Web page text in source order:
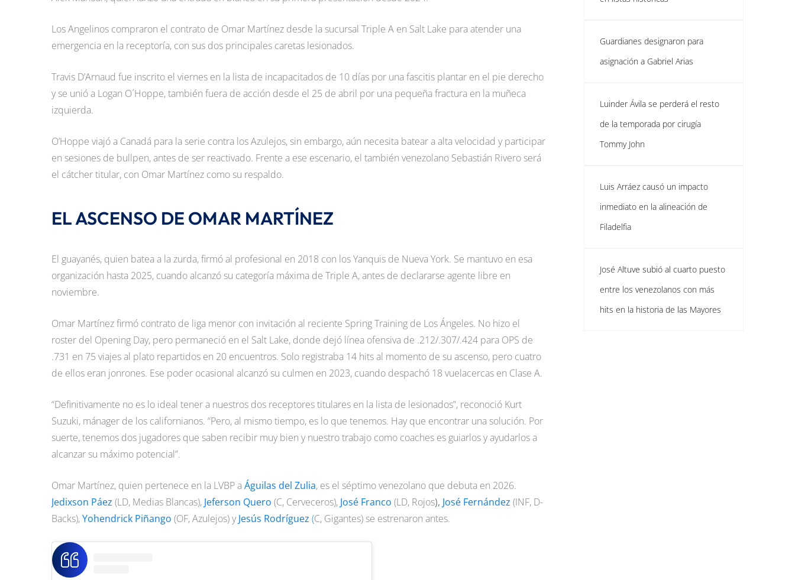
Los Angelinos compraron el contrato de Omar Martínez desde la sucursal Triple A en Salt Lake para atender una
emergencia en la receptoría, con sus dos principales caretas lesionados.
Travis D’Arnaud fue inscrito el viernes en la lista de incapacitados de 10 días por una fascitis plantar en el pie derecho
y se unió a Logan O´Hoppe, también fuera de acción desde el 25 de abril por una pequeña fractura en la muñeca
izquierda.
O’Hoppe viajó a Canadá para la serie contra los Azulejos, sin embargo, aún necesita batear a alta velocidad y participar
en sesiones de bullpen, antes de ser reactivado. Frente a ese escenario, el también venezolano Sebastián Rivero será
el cátcher titular, con Omar Martínez como su respaldo.
EL ASCENSO DE OMAR MARTÍNEZ
El guayanés, quien batea a la zurda, firmó al profesional en 2018 con los Yanquis de Nueva York. Se mantuvo en esa
organización hasta 2025, cuando alcanzó su categoría máxima de Triple A, antes de declararse agente libre en
noviembre.
Omar Martínez firmó contrato de liga menor con invitación al reciente Spring Training de Los Ángeles. No hizo el
roster del Opening Day, pero permaneció en el Salt Lake, donde dejó línea ofensiva de .212/.307/.424 para OPS de
.731 en 75 viajes al plato repartidos en 20 encuentros. Solo registraba 14 hits al momento de su ascenso, pero cuatro
de ellos eran jonrones. Ese poder ocasional alcanzó su culmen en 2023, cuando despachó 18 vuelacercas en Clase A.
“Definitivamente no es lo ideal tener a nuestros dos receptores titulares en la lista de lesionados”, reconoció Kurt
Suzuki, mánager de los californianos. “Pero, al mismo tiempo, es lo que tenemos. Hay que encontrar una solución. Por
suerte, tenemos dos jugadores que saben recibir muy bien y nuestro trabajo como coaches es guiarlos y ayudarlos a
alcanzar su máximo potencial”.
Omar Martínez, quien pertenece en la LVBP aÁguilas del Zulia, es el séptimo venezolano que debuta en 2026.
Jedixson Páez (LD, Medias Blancas), Jeferson Quero (C, Cerveceros), José Franco (LD, Rojos), José Fernández (INF, D-
Backs),Yohendrick Piñango (OF, Azulejos) yJesús Rodríguez (C, Gigantes) se estrenaron antes.
Guardianes designaron para
asignación a Gabriel Arias
Luinder Ávila se perderá el resto
de la temporada por cirugía
Tommy John
Luis Arráez causó un impacto
inmediato en la alineación de
Filadelfia
José Altuve subió al cuarto puesto
entre los venezolanos con más
hits en la historia de las Mayores